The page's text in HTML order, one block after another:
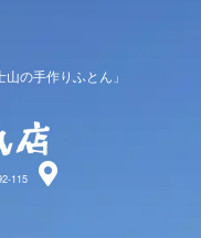
の手作りふとん」
115